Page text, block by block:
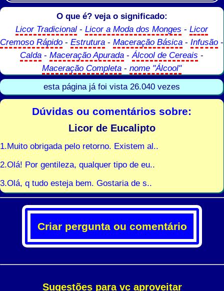
O que é? veja o significado:
Licor Tradicional -Licor a Moda dos Monges -Licor
Cremoso Rápido -Estrutura -Maceração Básica - Infusão -
Calda -Maceração Apurada -Álcool de Cereais -
Maceração Completa -nome "Álcool"
esta página já foi vista 26.040 vezes
Dúvidas ou comentários sobre:
Licor de Eucalipto
1.Muito obrigada pelo retorno. Existem al..
2.Olá! Por gentileza, qualquer tipo de eu..
3.Olá, q tudo esteja bem. Gostaria de s..
Criar pergunta ou comentário
Sugestões para vc aproveitar